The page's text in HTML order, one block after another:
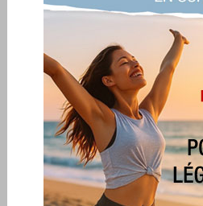
COUCOU LES ZAMIES
oui je sais je n ai pas été tres sérieuse et je
autant que je vous oublie juste que je cherche
coup je balade pas mal résultat je pars
déposer des CV et apres direction les iles je
MISERE EST MOINS PENIBLE AU SOLEIL
et vous mes copinettes comment allez vous
le soleil revient avec les beaux jours le moral